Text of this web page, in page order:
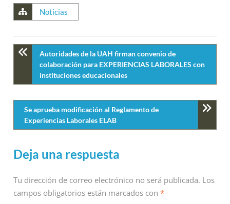
Noticias
Autoridades de la UAH firman convenio de
colaboración para EXPERIENCIAS LABORALES con
instituciones educacionales
Se aprueba modificación al Reglamento de
Experiencias Laborales ELAB
Deja una respuesta
Tu dirección de correo electrónico no será publicada. Los
campos obligatorios están marcados con*